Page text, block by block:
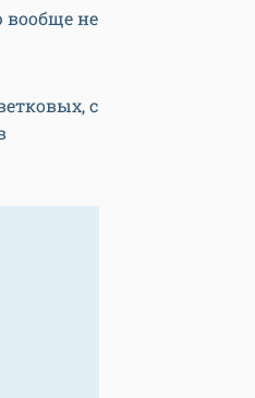
вообще не
с